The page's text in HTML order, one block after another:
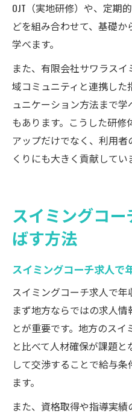
OJT（実地研修）や、定期
どを組み合わせて、基礎
学べます。
また、有限会社サワラス
域コミュニティと連携した
ュニケーション方法まで
もあります。こうした研
アップだけでなく、利用
くりにも大きく貢献してい
スイミングコ
ばす方法
スイミングコーチ求人で
スイミングコーチ求人で年
まず地方ならではの求人
とが重要です。地方のス
と比べて人材確保が課題
して交渉することで給与
ます。
また、資格取得や指導実